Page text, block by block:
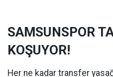
SAMSUNSPOR
KOŞUYOR!
Her ne kadar transfer